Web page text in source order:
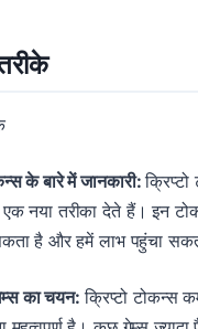
के बारे में जानकारी:
नया तरीका देते हैं। इन
सकता है और हमें लाभ पहुंचा
का चयन:क्रिप्टो टोकन्स